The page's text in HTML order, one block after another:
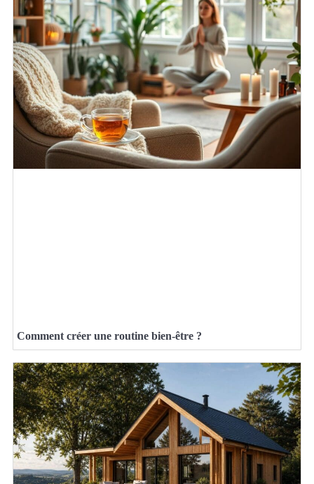
Comment créer une routine bien-être ?